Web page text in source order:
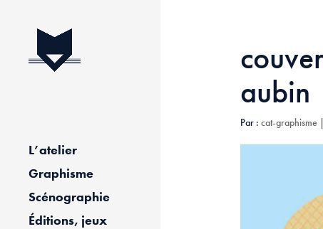
L’atelier
Graphisme
Scénographie
Éditions, jeux
aubin
Par : cat-graphisme |